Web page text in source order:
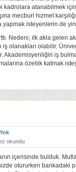
kadrolara atanabilmek
mecburi hizmet
isteyenlerin de
Nedeni; ilk akla gelen
olanakları olabilir.
Akademisyenliğin iş
özellik katmak
okundu
içerisinde bulduk.
otururken bankadaki